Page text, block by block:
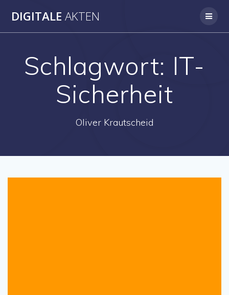
DIGITALE AKTEN
Schlagwort: IT-
Sicherheit
Oliver Krautscheid